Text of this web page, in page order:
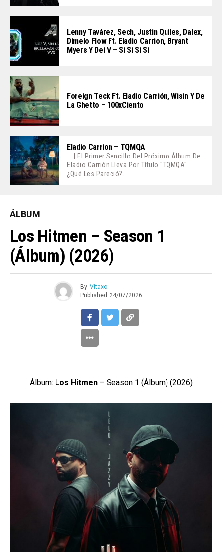
Lenny Tavárez, Sech, Justin Quiles, Dalex,
Dimelo Flow Ft. Eladio Carrion, Bryant
Myers Y Dei V – Si Si Si Si
Foreign Teck Ft. Eladio Carrión, Wisin Y De
La Ghetto – 100xCiento
Eladio Carrion – TQMQA
| El Primer Sencillo Del Próximo Álbum De
Eladio Carrión Lleva Por Título "TQMQA".
¿Qué Les Pareció?.
ÁLBUM
Los Hitmen – Season 1
(Álbum) (2026)
By Vitaxo
Published 24/07/2026
Álbum: Los Hitmen– Season 1 (Álbum) (2026)